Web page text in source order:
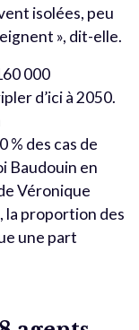
isolées, peu
», dit-elle.
000
d’ici à 2050.
% des cas de
Baudouin en
Véronique
la proportion des
une part